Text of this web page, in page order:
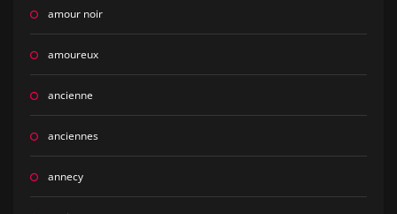
amour noir
amoureux
ancienne
anciennes
annecy